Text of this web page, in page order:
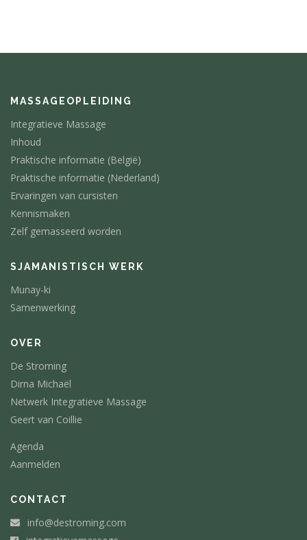
MASSAGEOPLEIDING
Integratieve Massage
Inhoud
Praktische informatie (België)
Praktische informatie (Nederland)
Ervaringen van cursisten
Kennismaken
Zelf gemasseerd worden
SJAMANISTISCH WERK
Munay-ki
Samenwerking
OVER
De Stroming
Dirna Michaël
Netwerk Integratieve Massage
Geert van Coillie
Agenda
Aanmelden
CONTACT
info@de­stroming.com